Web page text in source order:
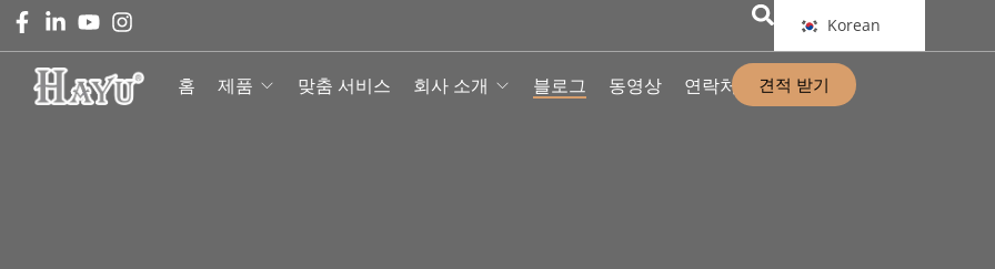
Korean
홈 제품 맞춤 서비스 회사 소개 블로그 동영상 연락처 견적 받기